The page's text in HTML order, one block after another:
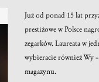
Już od ponad 15 lat
prestiżowe w Polsce
zegarków. Laureata w
wybieracie również Wy
magazynu.